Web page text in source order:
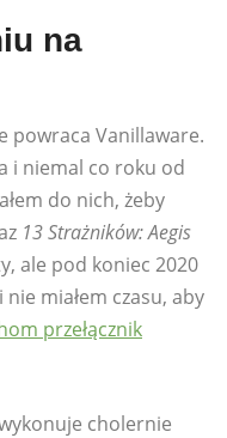
na
powraca Vanillaware.
i niemal co roku od
do nich, żeby
13 Strażników: Aegis
ale pod koniec 2020
miałem czasu, aby
przełącznik
cholernie